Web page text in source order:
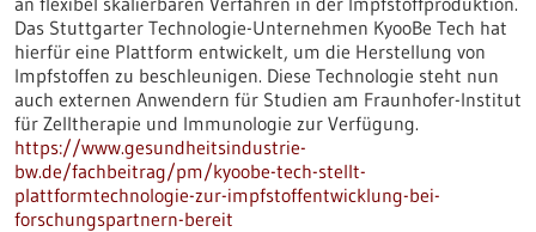
Das Stuttgarter Technologie-Unternehmen KyooBe Tech hat
hierfür eine Plattform entwickelt, um die Herstellung von
Impfstoffen zu beschleunigen. Diese Technologie steht nun
auch externen Anwendern für Studien am Fraunhofer-Institut
für Zelltherapie und Immunologie zur Verfügung.
https://www.gesundheitsindustrie-
bw.de/fachbeitrag/pm/kyoobe-tech-stellt-
plattformtechnologie-zur-impfstoffentwicklung-bei-
forschungspartnern-bereit